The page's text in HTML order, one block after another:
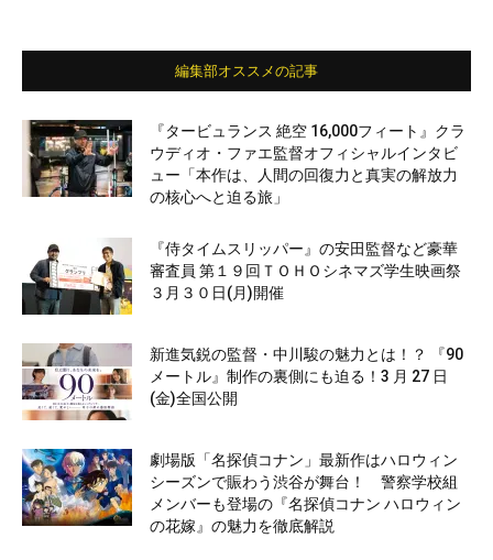
編集部オススメの記事
『タービュランス 絶空 16,000フィート』クラ
ウディオ・ファエ監督オフィシャルインタビ
ュー「本作は、人間の回復力と真実の解放力
の核心へと迫る旅」
『侍タイムスリッパー』の安田監督など豪華
審査員 第１９回ＴＯＨＯシネマズ学生映画祭
３月３０日(月)開催
新進気鋭の監督・中川駿の魅力とは！？ 『90
メートル』制作の裏側にも迫る！3 月 27 日
(金)全国公開
劇場版「名探偵コナン」最新作はハロウィン
シーズンで賑わう渋谷が舞台！ 警察学校組
メンバーも登場の『名探偵コナン ハロウィン
の花嫁』の魅力を徹底解説